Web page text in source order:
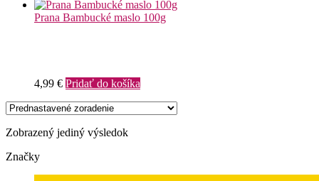
Prana Bambucké maslo 100g
4,99 € Pridať do košíka
Zobrazený jediný výsledok
Značky